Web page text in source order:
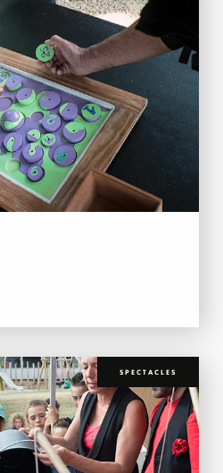
SPECTACLES